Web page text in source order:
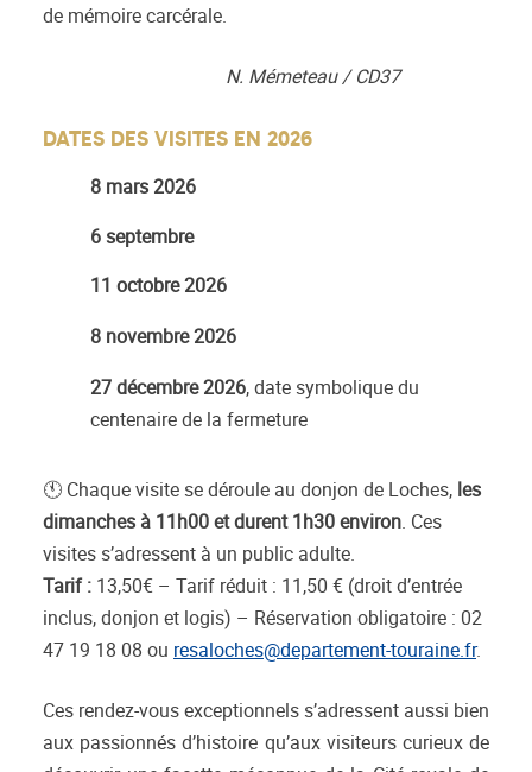
de mémoire carcérale.
N. Mémeteau / CD37
DATES DES VISITES EN 2026
8 mars 2026
6 septembre
11 octobre 2026
8 novembre 2026
27 décembre 2026, date symbolique du
centenaire de la fermeture
🕚 Chaque visite se déroule au donjon de Loches, les
dimanches à 11h00 et durent 1h30 environ. Ces
visites s’adressent à un public adulte.
Tarif : 13,50€ – Tarif réduit : 11,50 € (droit d’entrée
inclus, donjon et logis) – Réservation obligatoire : 02
47 19 18 08 ou resaloches@departement-touraine.fr.
Ces rendez-vous exceptionnels s’adressent aussi bien
aux passionnés d’histoire qu’aux visiteurs curieux de